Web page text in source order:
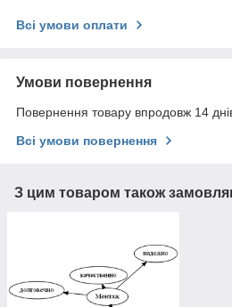
Всі умови оплати
Умови повернення
Повернення товару впродовж 14
Всі умови повернення
З цим товаром також